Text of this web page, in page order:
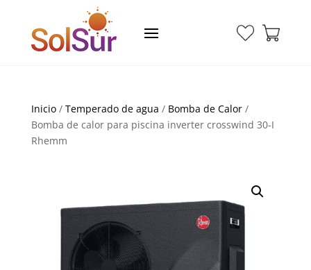
Inicio/ Temperado de agua / Bomba de Calor/
Bomba de calor para piscina inverter crosswind 30-I
Rhemm